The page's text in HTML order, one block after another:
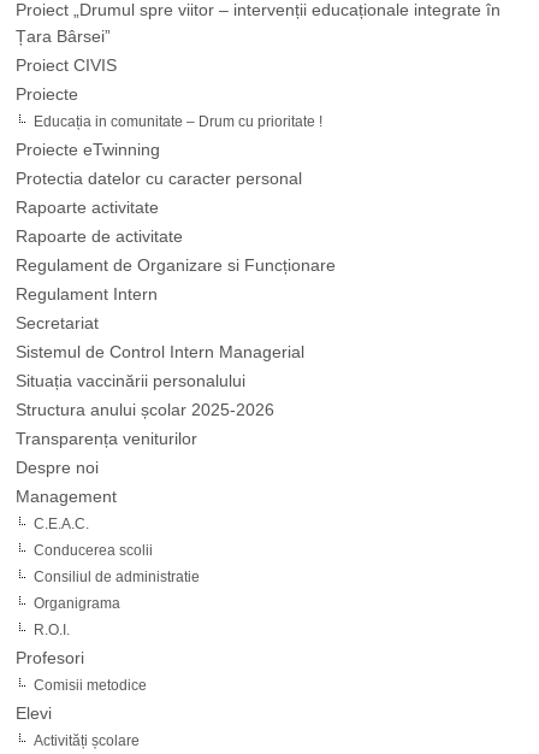
Proiect „Drumul spre viitor – intervenții educaționale integrate în
Țara Bârsei”
Proiect CIVIS
Proiecte
Educația in comunitate – Drum cu prioritate !
Proiecte eTwinning
Protectia datelor cu caracter personal
Rapoarte activitate
Rapoarte de activitate
Regulament de Organizare si Funcționare
Regulament Intern
Secretariat
Sistemul de Control Intern Managerial
Situația vaccinării personalului
Structura anului școlar 2025-2026
Transparența veniturilor
Despre noi
Management
C.E.A.C.
Conducerea scolii
Consiliul de administratie
Organigrama
R.O.I.
Profesori
Comisii metodice
Elevi
Activități școlare